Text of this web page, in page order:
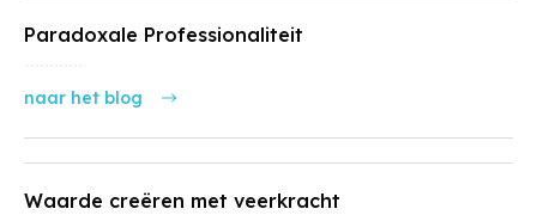
Paradoxale Professionaliteit
naar het blog
Waarde creëren met veerkracht